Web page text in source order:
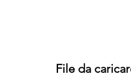
File da